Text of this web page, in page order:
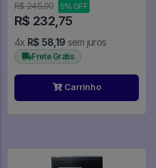
R$ 245,00
5% OFF
R$ 232,75
4x R$ 58,19 sem juros
Frete Grátis
Carrinho